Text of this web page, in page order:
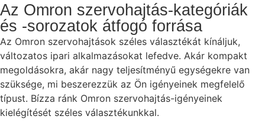
Az Omron szervohajtás-kategóriák
és -sorozatok átfogó forrása
Az Omron szervohajtások széles választékát kínáljuk,
változatos ipari alkalmazásokat lefedve. Akár kompakt
megoldásokra, akár nagy teljesítményű egységekre van
szüksége, mi beszerezzük az Ön igényeinek megfelelő
típust. Bízza ránk Omron szervohajtás-igényeinek
kielégítését széles választékunkkal.